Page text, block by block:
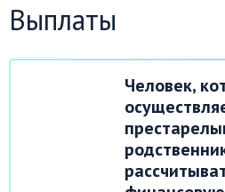
Выплаты
Человек,